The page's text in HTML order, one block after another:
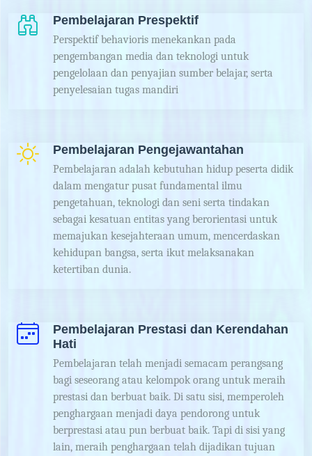
Pembelajaran Prespektif
Perspektif behavioris menekankan pada
pengembangan media dan teknologi untuk
pengelolaan dan penyajian sumber belajar, serta
penyelesaian tugas mandiri
Pembelajaran Pengejawantahan
Pembelajaran adalah kebutuhan hidup peserta didik
dalam mengatur pusat fundamental ilmu
pengetahuan, teknologi dan seni serta tindakan
sebagai kesatuan entitas yang berorientasi untuk
memajukan kesejahteraan umum, mencerdaskan
kehidupan bangsa, serta ikut melaksanakan
ketertiban dunia.
Pembelajaran Prestasi dan Kerendahan
Hati
Pembelajaran telah menjadi semacam perangsang
bagi seseorang atau kelompok orang untuk meraih
prestasi dan berbuat baik. Di satu sisi, memperoleh
penghargaan menjadi daya pendorong untuk
berprestasi atau pun berbuat baik. Tapi di sisi yang
lain, meraih penghargaan telah dijadikan tujuan